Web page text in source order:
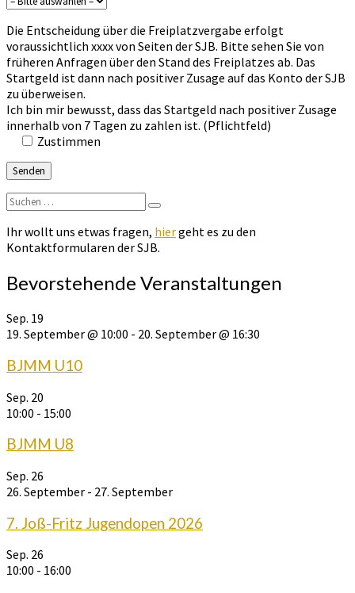
Die Entscheidung über die Freiplatzvergabe erfolgt
voraussichtlich xxxx von Seiten der SJB. Bitte sehen Sie von
früheren Anfragen über den Stand des Freiplatzes ab. Das
Startgeld ist dann nach positiver Zusage auf das Konto der SJB
zu überweisen.
Ich bin mir bewusst, dass das Startgeld nach positiver Zusage
innerhalb von 7 Tagen zu zahlen ist. (Pflichtfeld)
Zustimmen
Suchen
nach:
Suchen
Ihr wollt uns etwas fragen, hiergeht es zu den
Kontaktformularen der SJB.
Bevorstehende Veranstaltungen
Sep. 19
19. September @ 10:00 - 20. September @ 16:30
BJMM U10
Sep. 20
10:00 - 15:00
BJMM U8
Sep. 26
26. September - 27. September
7. Joß-Fritz Jugendopen 2026
Sep. 26
10:00 - 16:00